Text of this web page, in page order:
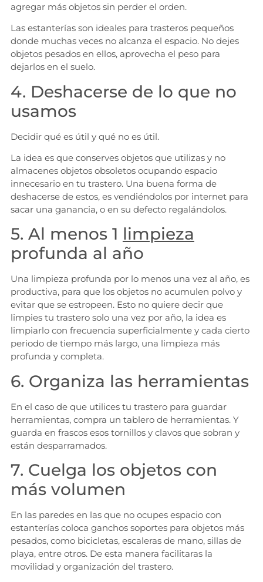
agregar más objetos sin perder el orden.
Las estanterías son ideales para trasteros pequeños
donde muchas veces no alcanza el espacio. No dejes
objetos pesados en ellos, aprovecha el peso para
dejarlos en el suelo.
4. Deshacerse de lo que no
usamos
Decidir qué es útil y qué no es útil.
La idea es que conserves objetos que utilizas y no
almacenes objetos obsoletos ocupando espacio
innecesario en tu trastero. Una buena forma de
deshacerse de estos, es vendiéndolos por internet para
sacar una ganancia, o en su defecto regalándolos.
5. Al menos 1 limpieza
profunda al año
Una limpieza profunda por lo menos una vez al año, es
productiva, para que los objetos no acumulen polvo y
evitar que se estropeen. Esto no quiere decir que
limpies tu trastero solo una vez por año, la idea es
limpiarlo con frecuencia superficialmente y cada cierto
periodo de tiempo más largo, una limpieza más
profunda y completa.
6. Organiza las herramientas
En el caso de que utilices tu trastero para guardar
herramientas, compra un tablero de herramientas. Y
guarda en frascos esos tornillos y clavos que sobran y
están desparramados.
7. Cuelga los objetos con
más volumen
En las paredes en las que no ocupes espacio con
estanterías coloca ganchos soportes para objetos más
pesados, como bicicletas, escaleras de mano, sillas de
playa, entre otros. De esta manera facilitaras la
movilidad y organización del trastero.